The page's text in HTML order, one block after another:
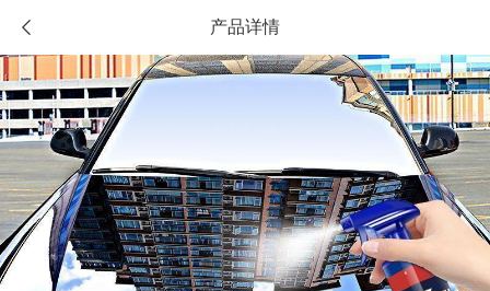
 产品详情